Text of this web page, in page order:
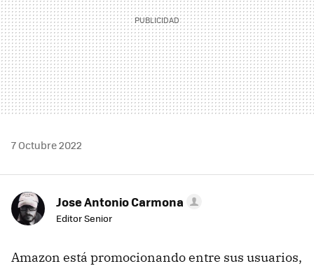
7 Octubre 2022
Jose Antonio Carmona
Editor Senior
Amazon está promocionando entre sus usuarios,